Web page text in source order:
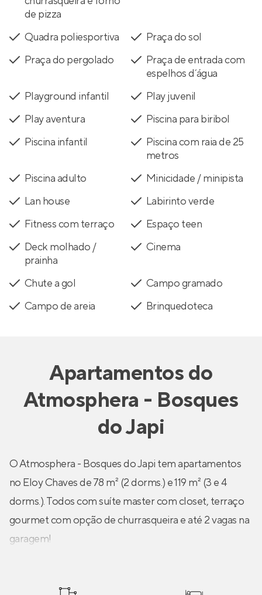
de pizza
Quadra poliesportiva
Praça do sol
Praça do pergolado
Praça de entrada com
espelhos d´ água
Playground infantil
Play juvenil
Play aventura
Piscina para biribol
Piscina infantil
Piscina com raia de 25
metros
Piscina adulto
Minicidade / minipista
Lan house
Labirinto verde
Fitness com terraço
Espaço teen
Deck molhado /
prainha
Cinema
Chute a gol
Campo gramado
Campo de areia
Brinquedoteca
Apartamentosdo
Atmosphera - Bosques
do Japi
O Atmosphera - Bosques do Japi tem apartamentos
no Eloy Chaves de 78 m² (2 dorms.) e 119 m² (3 e 4
dorms.). Todos com suíte master com closet, terraço
gourmet com opção de churrasqueira e até 2 vagas na
garagem!